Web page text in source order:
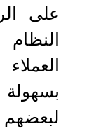
على